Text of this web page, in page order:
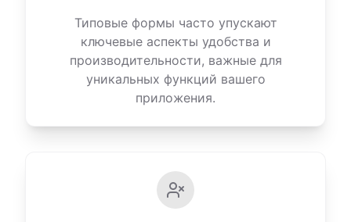
Типовые формы часто упускают
ключевые аспекты удобства и
производительности, важные для
уникальных функций вашего
приложения.